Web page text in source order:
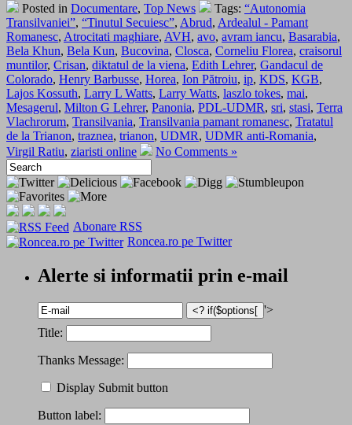
Posted in Documentare, Top News Tags: “Autonomia
Transilvaniei”, “Tinutul Secuiesc”, Abrud, Ardealul - Pamant
Romanesc, Atrocitati maghiare, AVH, avo, avram iancu, Basarabia,
Bela Khun, Bela Kun, Bucovina, Closca, Corneliu Florea, craisorul
muntilor, Crisan, diktatul de la viena, Edith Lehrer, Gandacul de
Colorado, Henry Barbusse, Horea, Ion Pătroiu, ip, KDS, KGB,
Lajos Kossuth, Larry L Watts, Larry Watts, laszlo tokes, mai,
Mesagerul, Milton G Lehrer, Panonia, PDL-UDMR, sri, stasi, Terra
Vlachrorum, Transilvania, Transilvania pamant romanesc, Tratatul
de la Trianon, traznea, trianon, UDMR, UDMR anti-Romania,
Virgil Ratiu, ziaristi online No Comments »
Abonare RSS
Roncea.ro pe Twitter
Alerte si informatii prin e-mail
'>
Title:
Thanks Message:
Display Submit button
Button label: